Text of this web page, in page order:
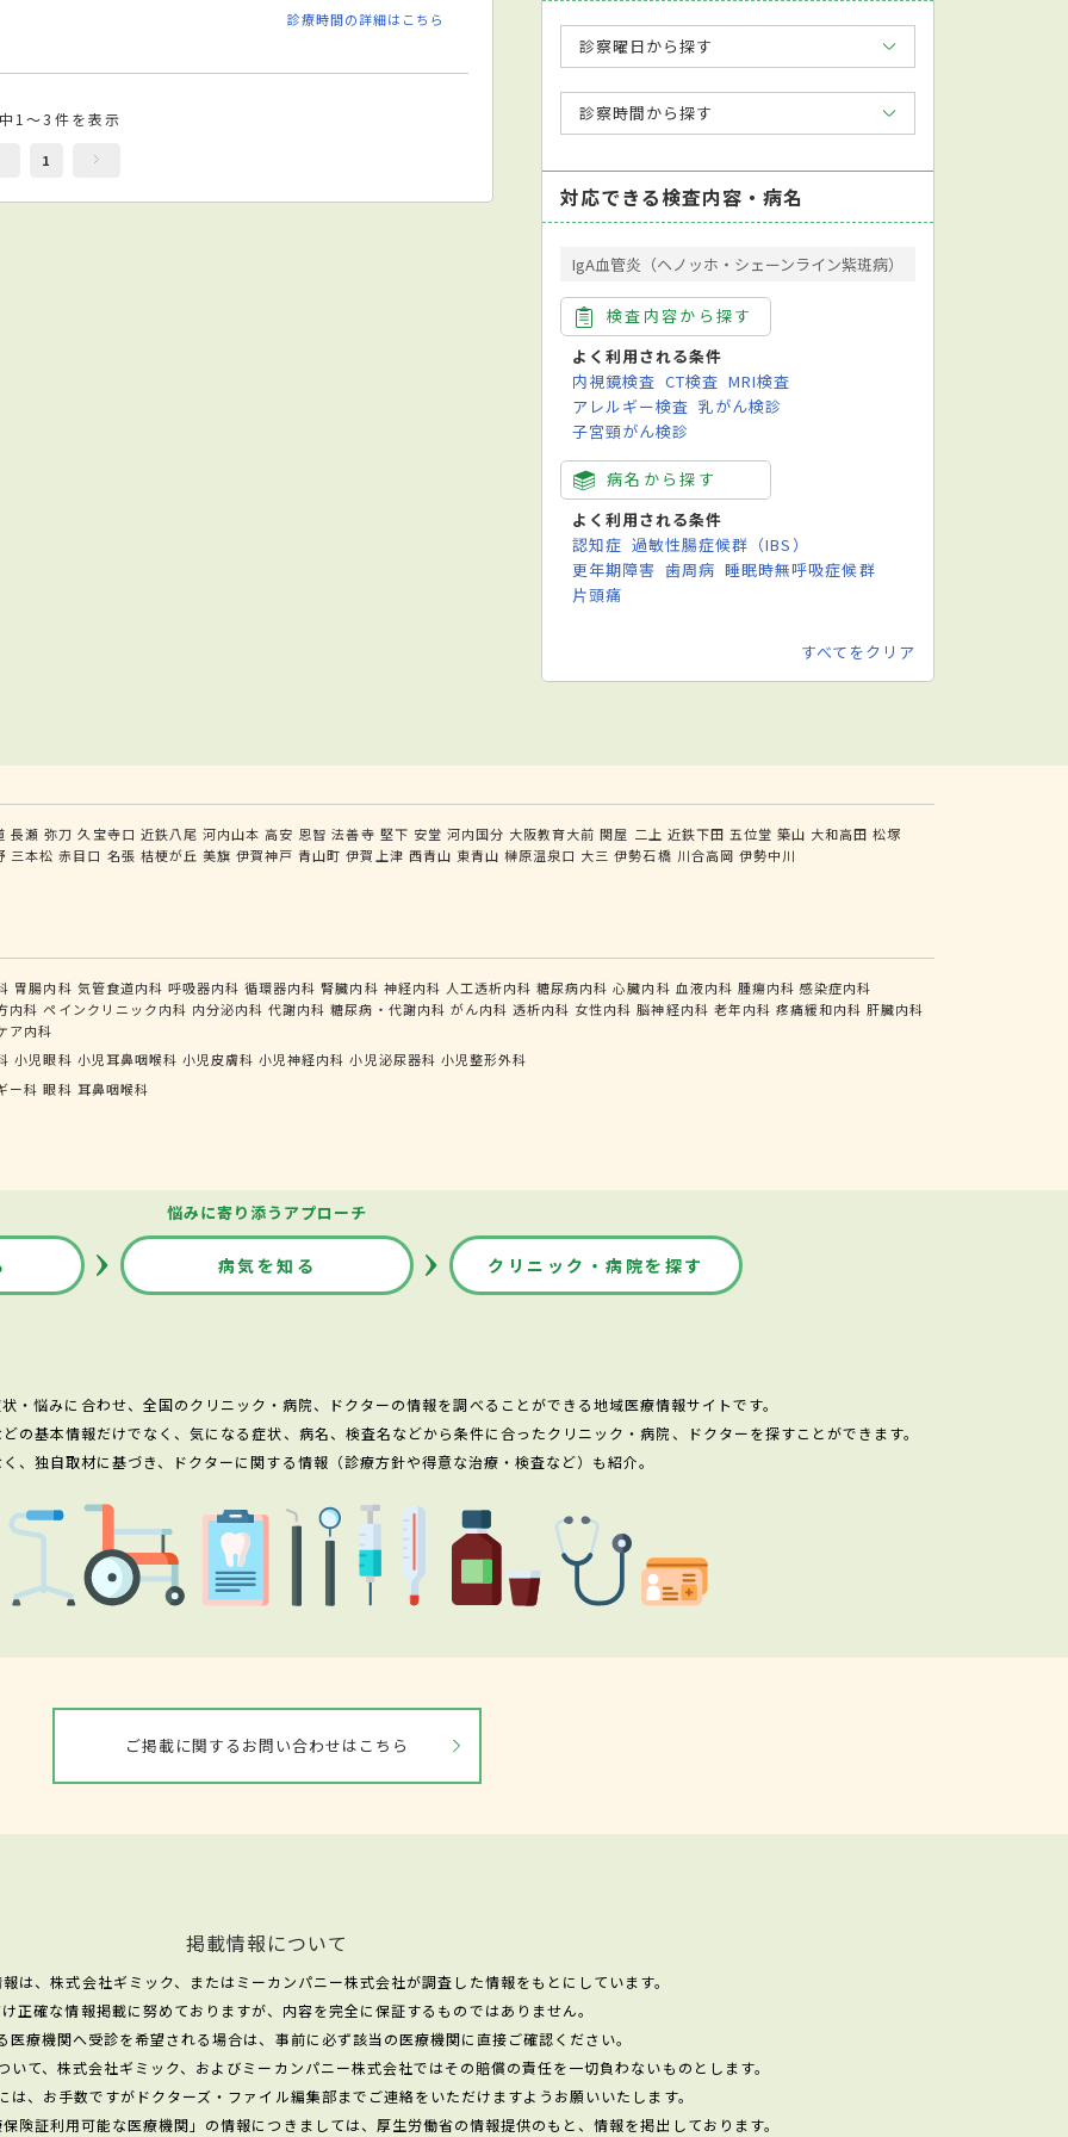
診療時間の詳細はこちら
1～3件を表示
1
診察曜日から探す
診察時間から探す
対応できる検査内容・病名
IgA血管炎（ヘノッホ・シェーンライン紫斑病）
検査内容から探す
よく利用される条件
内視鏡検査 CT検査 MRI検査
アレルギー検査 乳がん検診
子宮頸がん検診
病名から探す
よく利用される条件
認知症 過敏性腸症候群（IBS）
更年期障害 歯周病 睡眠時無呼吸症候群
片頭痛
すべてをクリア
長瀬 弥刀 久宝寺口 近鉄八尾 河内山本 高安 恩智 法善寺 堅下 安堂 河内国分 大阪教育大前 関屋 二上 近鉄下田 五位堂 築山 大和高田 松塚
三本松 赤目口 名張 桔梗が丘 美旗 伊賀神戸 青山町 伊賀上津 西青山 東青山 榊原温泉口 大三 伊勢石橋 川合高岡 伊勢中川
胃腸内科 気管食道内科 呼吸器内科 循環器内科 腎臓内科 神経内科 人工透析内科 糖尿病内科 心臓内科 血液内科 腫瘍内科 感染症内科
内科 ペインクリニック内科 内分泌内科 代謝内科 糖尿病・代謝内科 がん内科 透析内科 女性内科 脳神経内科 老年内科 疼痛緩和内科 肝臓内科
ア内科
小児眼科 小児耳鼻咽喉科 小児皮膚科 小児神経内科 小児泌尿器科 小児整形外科
ー科 眼科 耳鼻咽喉科
悩みに寄り添うアプローチ
病気を知る クリニック・病院を探す
・悩みに合わせ、全国のクリニック・病院、ドクターの情報を調べることができる地域医療情報サイトです。
の基本情報だけでなく、気になる症状、病名、検査名などから条件に合ったクリニック・病院、ドクターを探すことができます。
、独自取材に基づき、ドクターに関する情報（診療方針や得意な治療・検査など）も紹介。
ご掲載に関するお問い合わせはこちら
掲載情報について
は、株式会社ギミック、またはミーカンパニー株式会社が調査した情報をもとにしています。
正確な情報掲載に努めておりますが、内容を完全に保証するものではありません。
医療機関へ受診を希望される場合は、事前に必ず該当の医療機関に直接ご確認ください。
いて、株式会社ギミック、およびミーカンパニー株式会社ではその賠償の責任を一切負わないものとします。
は、お手数ですがドクターズ・ファイル編集部までご連絡をいただけますようお願いいたします。
険証利用可能な医療機関」の情報につきましては、厚生労働省の情報提供のもと、情報を掲出しております。